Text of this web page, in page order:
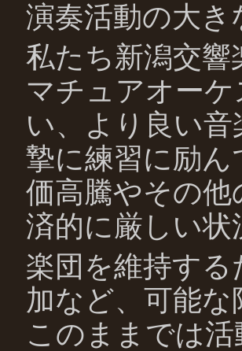
演奏活動の大
私たち新潟交
マチュアオー
い、より良い
摯に練習に励
価高騰やその
済的に厳しい
楽団を維持す
加など、可能
このままでは